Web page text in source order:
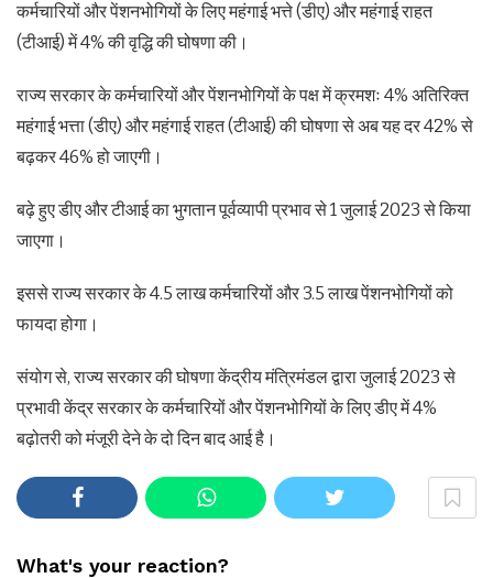
कर्मचारियों और पेंशनभोगियों के लिए महंगाई भत्ते (डीए) और महंगाई राहत
(टीआई) में 4% की वृद्धि की घोषणा की।
राज्य सरकार के कर्मचारियों और पेंशनभोगियों के पक्ष में क्रमशः 4% अतिरिक्त
महंगाई भत्ता (डीए) और महंगाई राहत (टीआई) की घोषणा से अब यह दर 42% से
बढ़कर 46% हो जाएगी।
बढ़े हुए डीए और टीआई का भुगतान पूर्वव्यापी प्रभाव से 1 जुलाई 2023 से किया
जाएगा।
इससे राज्य सरकार के 4.5 लाख कर्मचारियों और 3.5 लाख पेंशनभोगियों को
फायदा होगा।
संयोग से, राज्य सरकार की घोषणा केंद्रीय मंत्रिमंडल द्वारा जुलाई 2023 से
प्रभावी केंद्र सरकार के कर्मचारियों और पेंशनभोगियों के लिए डीए में 4%
बढ़ोतरी को मंजूरी देने के दो दिन बाद आई है।
What's your reaction?